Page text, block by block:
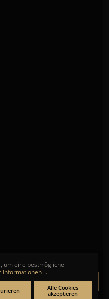
& Aktionen direkt in Ihr Postfach.
ANMELDEN
um eine bestmögliche
Informationen ...
Alle Cookies
akzeptieren